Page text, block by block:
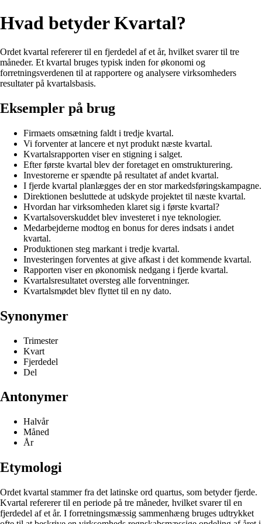
Hvad betyder Kvartal?
Ordet kvartal refererer til en fjerdedel af et år, hvilket svarer til tre
måneder. Et kvartal bruges typisk inden for økonomi og
forretningsverdenen til at rapportere og analysere virksomheders
resultater på kvartalsbasis.
Eksempler på brug
Firmaets omsætning faldt i tredje kvartal.
Vi forventer at lancere et nyt produkt næste kvartal.
Kvartalsrapporten viser en stigning i salget.
Efter første kvartal blev der foretaget en omstrukturering.
Investorerne er spændte på resultatet af andet kvartal.
I fjerde kvartal planlægges der en stor markedsføringskampagne.
Direktionen besluttede at udskyde projektet til næste kvartal.
Hvordan har virksomheden klaret sig i første kvartal?
Kvartalsoverskuddet blev investeret i nye teknologier.
Medarbejderne modtog en bonus for deres indsats i andet
kvartal.
Produktionen steg markant i tredje kvartal.
Investeringen forventes at give afkast i det kommende kvartal.
Rapporten viser en økonomisk nedgang i fjerde kvartal.
Kvartalsresultatet oversteg alle forventninger.
Kvartalsmødet blev flyttet til en ny dato.
Synonymer
Trimester
Kvart
Fjerdedel
Del
Antonymer
Halvår
Måned
År
Etymologi
Ordet kvartal stammer fra det latinske ord quartus, som betyder fjerde.
Kvartal refererer til en periode på tre måneder, hvilket svarer til en
fjerdedel af et år. I forretningsmæssig sammenhæng bruges udtrykket